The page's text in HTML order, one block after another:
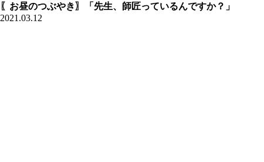
〖お昼のつぶやき〗「先生、師匠っているんですか？」
2021.03.12